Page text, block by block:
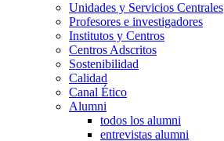
Unidades y Servicios Centrales
Profesores e investigadores
Institutos y Centros
Centros Adscritos
Sostenibilidad
Calidad
Canal Ético
Alumni
todos los alumni
entrevistas alumni